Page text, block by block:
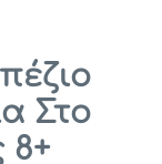
Στο
8+